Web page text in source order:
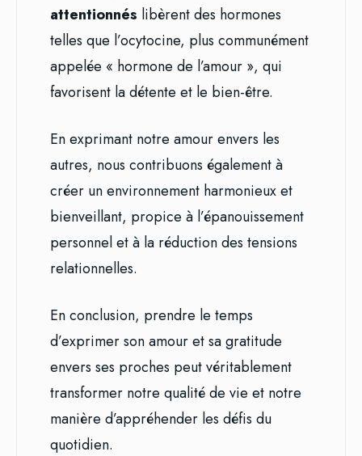
attentionnés libèrent des hormones
telles que l’ocytocine, plus communément
appelée « hormone de l’amour », qui
favorisent la détente et le bien-être.
En exprimant notre amour envers les
autres, nous contribuons également à
créer un environnement harmonieux et
bienveillant, propice à l’épanouissement
personnel et à la réduction des tensions
relationnelles.
En conclusion, prendre le temps
d’exprimer son amour et sa gratitude
envers ses proches peut véritablement
transformer notre qualité de vie et notre
manière d’appréhender les défis du
quotidien.